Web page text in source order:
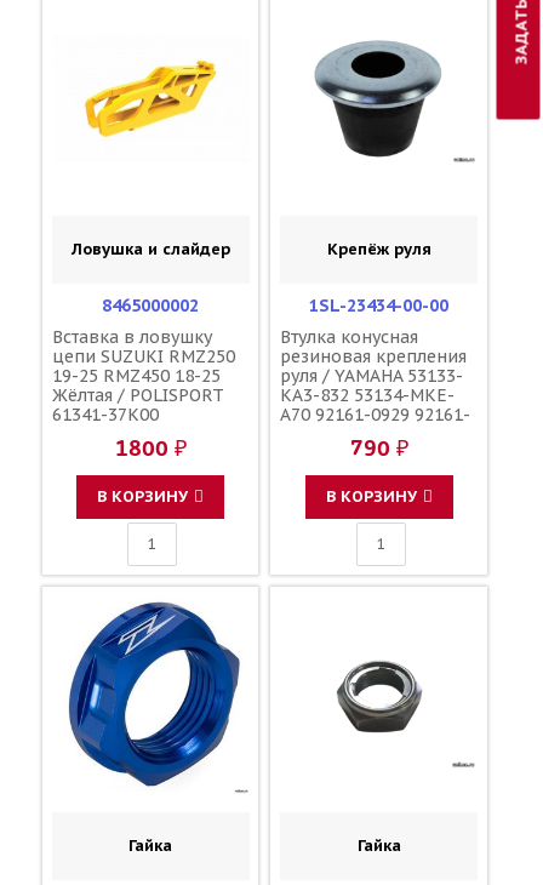
Ловушка и слайдер
8465000002
Вставка в ловушку
цепи SUZUKI RMZ250
19-25 RMZ450 18-25
Жёлтая / POLISPORT
61341-37K00
1800 ₽
В КОРЗИНУ
Крепёж руля
1SL-23434-00-00
Втулка конусная
резиновая крепления
руля / YAMAHA 53133-
KA3-832 53134-MKE-
A70 92161-0929 92161-
92161-0113 56241-
10H10 56241-10H11
790 ₽
В КОРЗИНУ
Гайка Гайка